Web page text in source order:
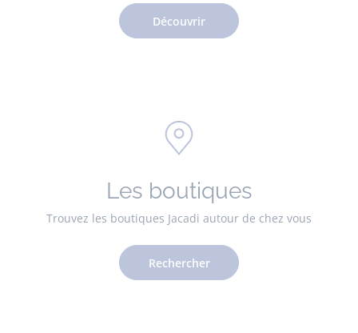
Découvrir
Les boutiques
Trouvez les boutiques Jacadi autour de chez vous
Rechercher